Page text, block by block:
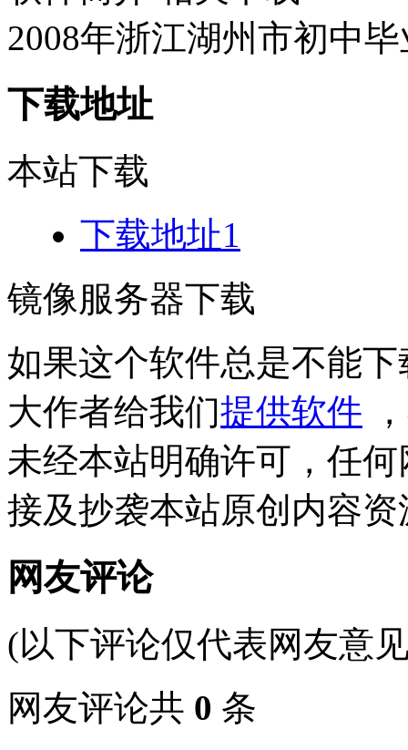
2008年浙江湖州市初中
下载地址
本站下载
下载地址1
镜像服务器下载
如果这个软件总是不能
大作者给我们提供软件
未经本站明确许可，任
接及抄袭本站原创内容资
网友评论
(以下评论仅代表网友意
网友评论共 0 条